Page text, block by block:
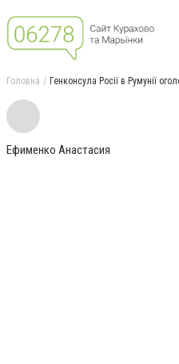
Головна Генконсула Росії в Румунії
Ефименко Анастасия